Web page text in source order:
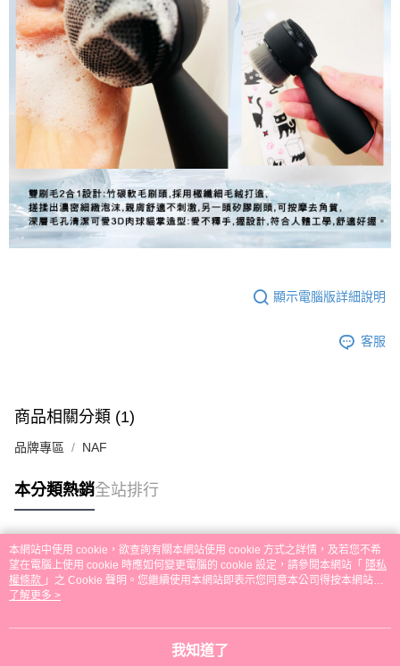
顯示電腦版詳細說明
客服
商品相關分類 (1)
品牌專區 NAF
本分類熱銷全站排行
熱門標籤
本網站中使用 cookie，欲查詢有關本網站使用 cookie 方式之詳情，及若您不希
望在電腦上使用 cookie 時應如何變更電腦的 cookie 設定，請參閱本網站「 隱私
權條款 」之 Cookie 聲明。您繼續使用本網站即表示您同意本公司得按本網站使
用條款之 Cookie 聲明使用 cookie。
了解更多 >
我知道了